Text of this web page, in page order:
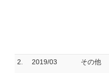
2. 2019/03 その他